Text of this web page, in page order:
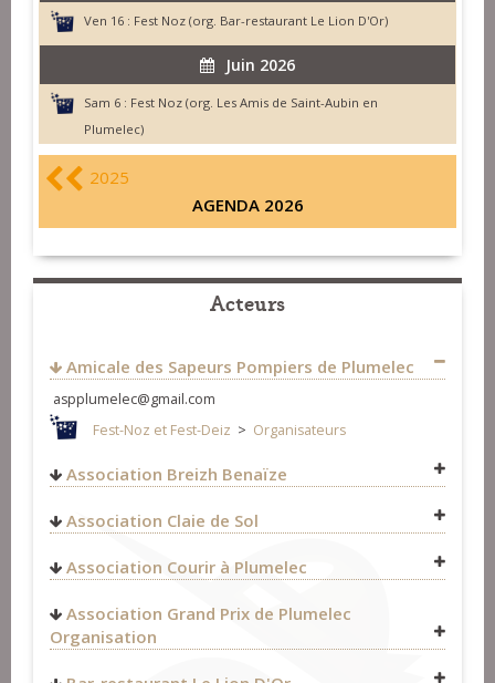
Ven 16 : Fest Noz (org. Bar-restaurant Le Lion D'Or)
Juin 2026
Sam 6 : Fest Noz (org. Les Amis de Saint-Aubin en
Plumelec)
2025
AGENDA 2026
Acteurs
Amicale des Sapeurs Pompiers de Plumelec
aspplumelec@gmail.com
Fest-Noz et Fest-Deiz > Organisateurs
Association Breizh Benaïze
Association Claie de Sol
Association Courir à Plumelec
Fest-Noz et Fest-Deiz
Association Grand Prix de Plumelec
Organisation